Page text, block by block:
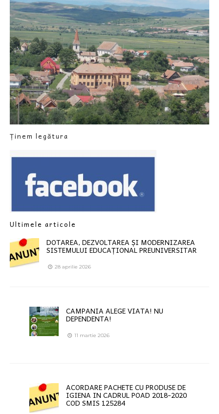
Ținem legătura
Ultimele articole
DOTAREA, DEZVOLTAREA ȘI MODERNIZAREA
SISTEMULUI EDUCAȚIONAL PREUNIVERSITAR
28 aprilie 2026
CAMPANIA ALEGE VIATA! NU
DEPENDENTA!
11 martie 2026
ACORDARE PACHETE CU PRODUSE DE
IGIENA IN CADRUL POAD 2018-2020
COD SMIS 125284